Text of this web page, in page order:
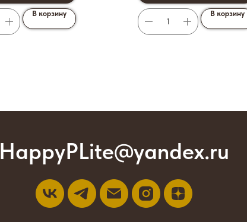
В корзину В корзину
HappyPLite@yandex.ru